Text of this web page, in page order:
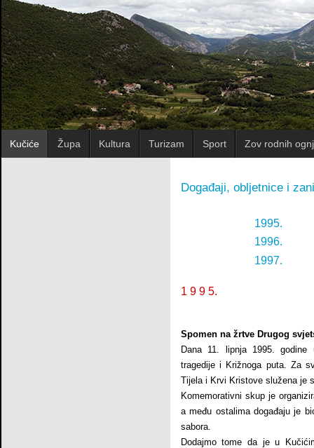
Kučiće Župa Kultura Turizam Sport Zov rodnih
Događaji, obljetnice i
1995.
1996.
1997.
1 9 9 5.
Spomen na žrtve Drugog
Dana 11. lipnja 1995.
tragedije i Križnoga puta. Za
Tijela i Krvi Kristove služena je
Komemorativni skup je
a među ostalima događaju je
sabora.
Dodajmo tome da je u